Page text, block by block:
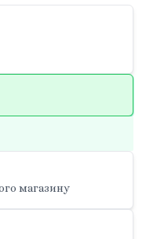
магазину